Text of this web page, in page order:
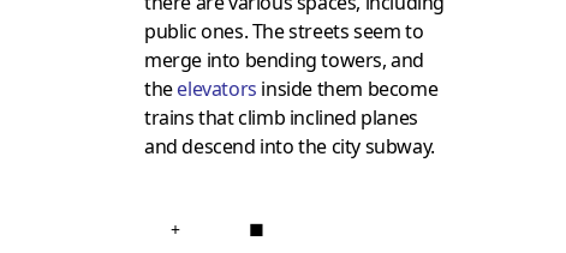
public ones.The streets seem to
merge into bending towers, and
theelevators inside them become
trains that climb inclined planes
and descend into the city subway.
+ ■